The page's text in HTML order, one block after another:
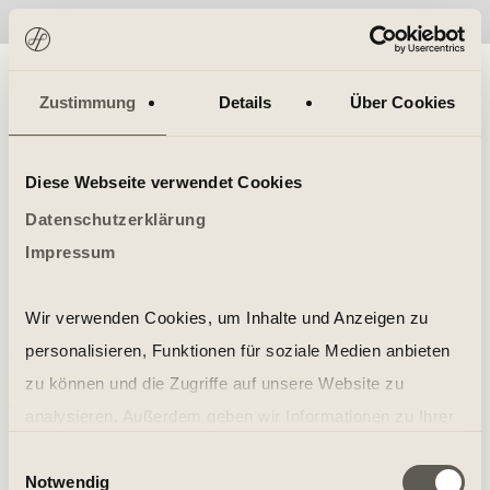
Zustimmung Details Über Cookies
Diese Webseite verwendet Cookies
Datenschutzerklärung
Impressum
Wir verwenden Cookies, um Inhalte und Anzeigen zu
personalisieren, Funktionen für soziale Medien anbieten
zu können und die Zugriffe auf unsere Website zu
soziale Medien, Werbung und Analysen weiter. Unsere
Notwendig